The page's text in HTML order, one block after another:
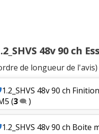
48v 90 ch
de longueur de l'avis)
1.2_SHVS 48v 90 ch
(3 )
1.2_SHVS 48v 90 ch Boite